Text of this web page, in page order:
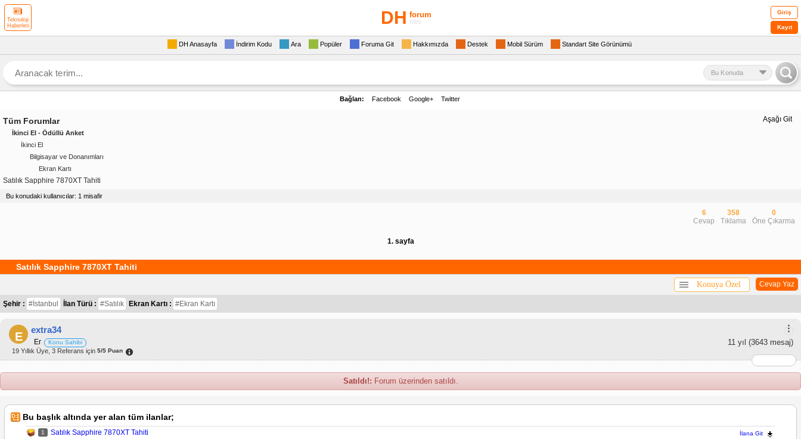
Teknoloji
Haberleri
DH forum
mini
Giriş
Kayıt
DH Anasayfa İndirim Kodu Ara Popüler Foruma Git Hakkımızda Destek Mobil Sürüm Standart Site Görünümü
Bu Konuda
Bağlan: Facebook Google+ Twitter
Aşağı Git
Tüm Forumlar
İkinci El - Ödüllü Anket
İkinci El
Bilgisayar ve Donanımları
Ekran Kartı
Satılık Sapphire 7870XT Tahiti
Bu konudaki kullanıcılar: 1 misafir
6
Cevap
358
Tıklama
0
Öne Çıkarma
1. sayfa
Satılık Sapphire 7870XT Tahiti
Cevap Yaz
Konuya Özel
Şehir : #İstanbul İlan Türü : #Satılık Ekran Kartı : #Ekran Kartı
E
extra34
11 yıl (3643 mesaj)
Er Konu Sahibi
19 Yıllık Üye, 3 Referans için 5/5 Puan
Satıldı!: Forum üzerinden satıldı.
Bu başlık altında yer alan tüm ilanlar;
1 Satılık Sapphire 7870XT Tahiti İlana Git